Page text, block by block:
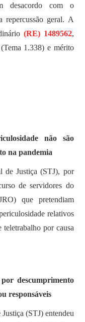
desacordo com o
repercussão geral. A
(RE) 1489562,
1.338) e mérito
não são
na pandemia
de Justiça (STJ), por
de servidores do
que pretendiam
relativos
por causa
descumprimento
responsáveis
(STJ) entendeu